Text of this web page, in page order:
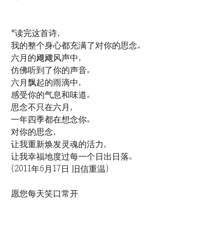
*读完这首诗，
我的整个身心都充满了对你的思念。
六月的飕飕风声中，
仿佛听到了你的声音。
六月飘起的雨滴中，
感受你的气息和味道。
思念不只在六月，
一年四季都在想念你。
对你的思念，
让我重新焕发灵魂的活力，
让我幸福地度过每一个日出日落。
(2011年6月17日 旧信重温)
愿您每天笑口常开